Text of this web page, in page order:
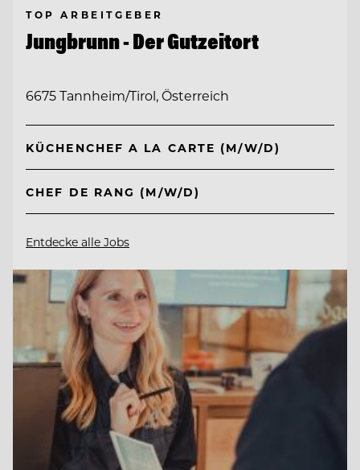
TOP ARBEITGEBER
Jungbrunn - Der Gutzeitort
6675 Tannheim/Tirol, Österreich
KÜCHENCHEF A LA CARTE (M/W/D)
CHEF DE RANG (M/W/D)
Entdecke alle Jobs